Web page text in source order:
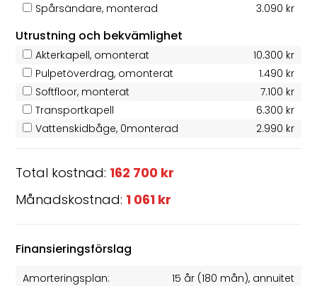
Spårsändare, monterad
3.090 kr
Utrustning och bekvämlighet
Akterkapell, omonterat
10.300 kr
Pulpetöverdrag, omonterat
1.490 kr
Softfloor, monterat
7.100 kr
Transportkapell
6.300 kr
Vattenskidbåge, 0monterad
2.990 kr
Total kostnad: 162 700 kr
Månadskostnad: 1 061 kr
Finansieringsförslag
Amorteringsplan: 15 år(180 mån), annuitet